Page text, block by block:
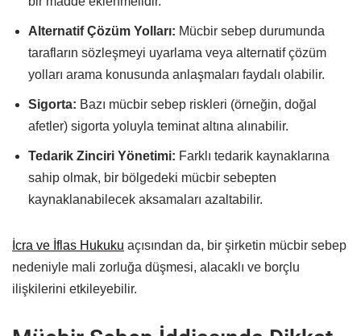
Alternatif Çözüm Yolları: Mücbir sebep durumunda
tarafların sözleşmeyi uyarlama veya alternatif çözüm
yolları arama konusunda anlaşmaları faydalı olabilir.
Sigorta: Bazı mücbir sebep riskleri (örneğin, doğal
afetler) sigorta yoluyla teminat altına alınabilir.
Tedarik Zinciri Yönetimi: Farklı tedarik kaynaklarına
sahip olmak, bir bölgedeki mücbir sebepten
kaynaklanabilecek aksamaları azaltabilir.
İcra ve İflas Hukuku açısından da, bir şirketin mücbir sebep
nedeniyle mali zorluğa düşmesi, alacaklı ve borçlu
ilişkilerini etkileyebilir.